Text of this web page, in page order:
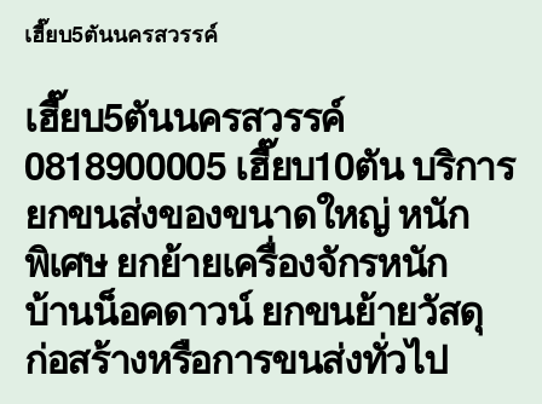
หนัก
พิเศ
เฮี๊ยบ5ตันนครสวรรค์
เฮี๊ยบ5ตันนครสวรรค์
0818900005 เฮี๊ยบ10ตัน บริการ
ยกขนส่งของขนาดใหญ่ หนัก
พิเศษ ยกย้ายเครื่องจักรหนัก
บ้านน็อคดาวน์ ยกขนย้ายวัสดุ
ก่อสร้างหรือการขนส่งทั่วไป